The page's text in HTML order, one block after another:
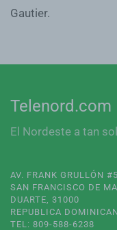
Gautier.
Telenord.com
El Nordeste a tan
AV. FRANK GRULLÓN
SAN FRANCISCO DE
DUARTE, 31000
REPUBLICA
TEL: 809-588-6238